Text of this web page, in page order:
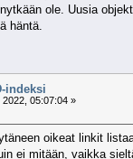
ole. Uusia
häntä.
indeksi
05:07:04 »
oikeat linkit
ei mitään, vaikka